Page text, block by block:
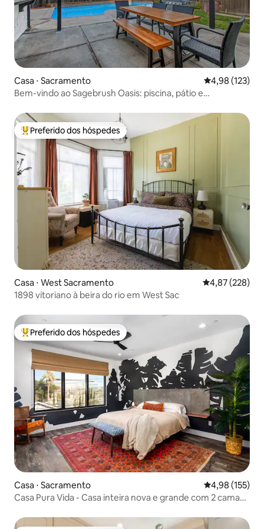
Casa ⋅ Sacramento 4,98 de uma
4,98 (123)
Bem-vindo ao Sagebrush Oasis: piscina, pátio e
Entre os melhores preferidos dos hóspedes
Preferido dos hóspedes
Casa ⋅ West Sacramento 4,87 de uma
4,87 (228)
1898 vitoriano à beira do rio em West Sac
Entre os melhores preferidos dos hóspedes
Preferido dos hóspedes
Casa ⋅ Sacramento 4,98 de uma
4,98 (155)
Casa Pura Vida - Casa inteira nova e grande com 2 camas